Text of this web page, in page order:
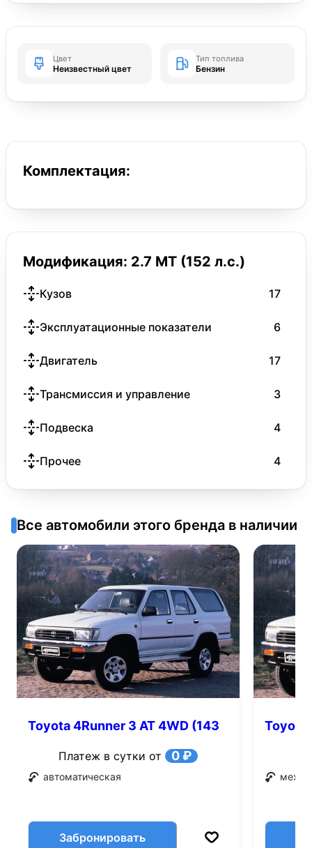
Цвет
Неизвестный цвет
Тип топлива
Бензин
Комплектация:
Модификация: 2.7 MT (152 л.с.)
Кузов 17
Эксплуатационные показатели 6
Двигатель 17
Трансмиссия и управление 3
Подвеска 4
Прочее 4
Все автомобили этого бренда в наличии
Toyota 4Runner 3 AT 4WD (143
Платеж в сутки от 0 ₽
автоматическая
Забронировать
Toyota